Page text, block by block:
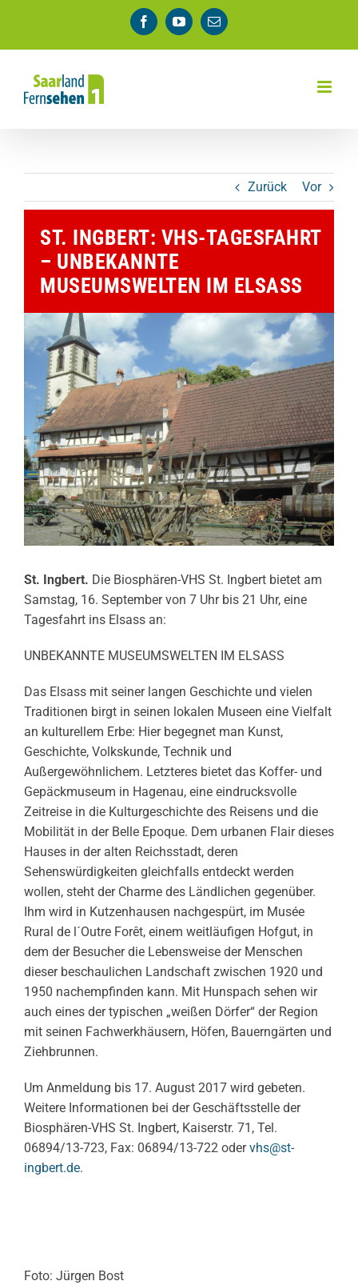
springen
FacebookYouTube
E-
Mail
Zurück Vor
ST. INGBERT: VHS-TAGESFAHRT
– UNBEKANNTE
MUSEUMSWELTEN IM ELSASS
St. Ingbert. Die Biosphären-VHS St. Ingbert bietet am
Samstag, 16. September von 7 Uhr bis 21 Uhr, eine
Tagesfahrt ins Elsass an:
UNBEKANNTE MUSEUMSWELTEN IM ELSASS
Das Elsass mit seiner langen Geschichte und vielen
Traditionen birgt in seinen lokalen Museen eine Vielfalt
an kulturellem Erbe: Hier begegnet man Kunst,
Geschichte, Volkskunde, Technik und
Außergewöhnlichem. Letzteres bietet das Koffer- und
Gepäckmuseum in Hagenau, eine eindrucksvolle
Zeitreise in die Kulturgeschichte des Reisens und die
Mobilität in der Belle Epoque. Dem urbanen Flair dieses
Hauses in der alten Reichsstadt, deren
Sehenswürdigkeiten gleichfalls entdeckt werden
wollen, steht der Charme des Ländlichen gegenüber.
Ihm wird in Kutzenhausen nachgespürt, im Musée
Rural de l´Outre Forêt, einem weitläufigen Hofgut, in
dem der Besucher die Lebensweise der Menschen
dieser beschaulichen Landschaft zwischen 1920 und
1950 nachempfinden kann. Mit Hunspach sehen wir
auch eines der typischen „weißen Dörfer“ der Region
mit seinen Fachwerkhäusern, Höfen, Bauerngärten und
Ziehbrunnen.
Um Anmeldung bis 17. August 2017 wird gebeten.
Weitere Informationen bei der Geschäftsstelle der
Biosphären-VHS St. Ingbert, Kaiserstr. 71, Tel.
06894/13-723, Fax: 06894/13-722 odervhs@st-
ingbert.de.
Foto: Jürgen Bost